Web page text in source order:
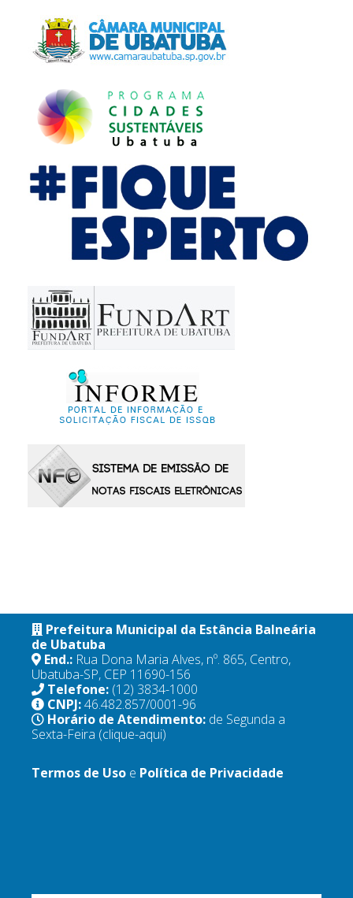
Prefeitura Municipal da Estância Balneária
de Ubatuba
End.: Rua Dona Maria Alves, nº. 865, Centro,
Ubatuba-SP, CEP 11690-156
Telefone: (12) 3834-1000
CNPJ:46.482.857/0001-96
Horário de Atendimento: de Segunda a
Sexta-Feira (clique-aqui)
Termos de Uso e Política de Privacidade